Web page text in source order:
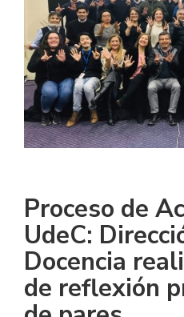
Proceso de
UdeC:
Docencia
de reflexión